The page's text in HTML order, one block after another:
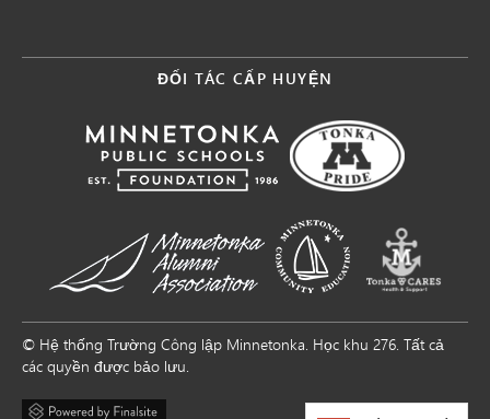
ĐỐI TÁC CẤP HUYỆN
© Hệ thống Trường Công lập Minnetonka. Học khu 276. Tất cả
các quyền được bảo lưu.